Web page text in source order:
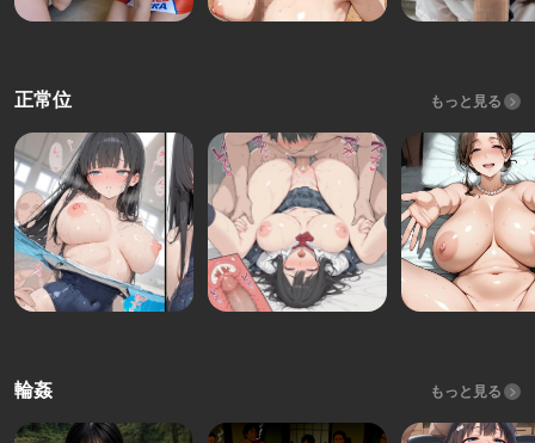
正常位 もっと見る
輪姦 もっと見る